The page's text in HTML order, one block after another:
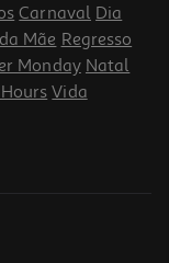
Carnaval Dia
Mãe Regresso
Monday Natal
Vida